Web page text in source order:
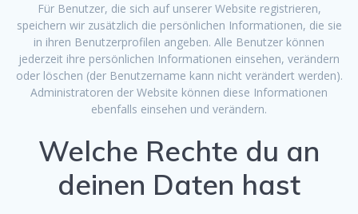
Für Benutzer, die sich auf unserer Website registrieren,
speichern wir zusätzlich die persönlichen Informationen, die sie
in ihren Benutzerprofilen angeben. Alle Benutzer können
jederzeit ihre persönlichen Informationen einsehen, verändern
oder löschen (der Benutzername kann nicht verändert werden).
Administratoren der Website können diese Informationen
ebenfalls einsehen und verändern.
Welche Rechte du an
deinen Daten hast